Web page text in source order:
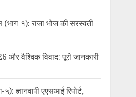
(भाग-१): राजा भोज की सरस्वती
वैश्विक विवाद: पूरी जानकारी
ज्ञानवापी एएसआई रिपोर्ट,